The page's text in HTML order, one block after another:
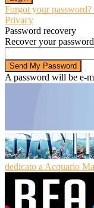
Forgot your password?
Privacy
Password recovery
Recover your password
A password will be e-
dedicato a Acquario